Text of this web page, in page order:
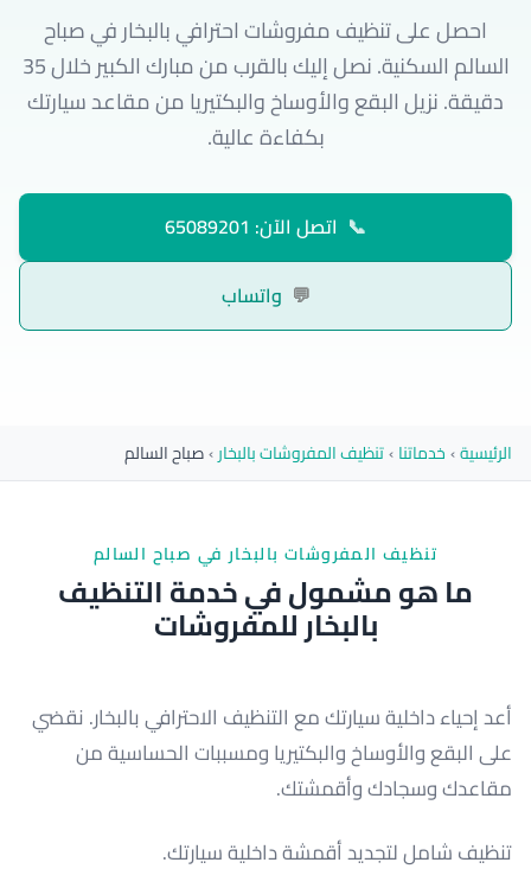
احصل على تنظيف مفروشات احترافي بالبخار في صباح
السالم السكنية. نصل إليك بالقرب من مبارك الكبير خلال 35
دقيقة. نزيل البقع والأوساخ والبكتيريا من مقاعد سيارتك
بكفاءة عالية.
📞 اتصل الآن: 65089201
💬 واتساب
الرئيسية›خدماتنا›تنظيف المفروشات بالبخار›صباح السالم
تنظيف المفروشات بالبخار في صباح السالم
ما هو مشمول في خدمة التنظيف
بالبخار للمفروشات
أعد إحياء داخلية سيارتك مع التنظيف الاحترافي بالبخار. نقضي
على البقع والأوساخ والبكتيريا ومسببات الحساسية من
مقاعدك وسجادك وأقمشتك.
تنظيف شامل لتجديد أقمشة داخلية سيارتك.